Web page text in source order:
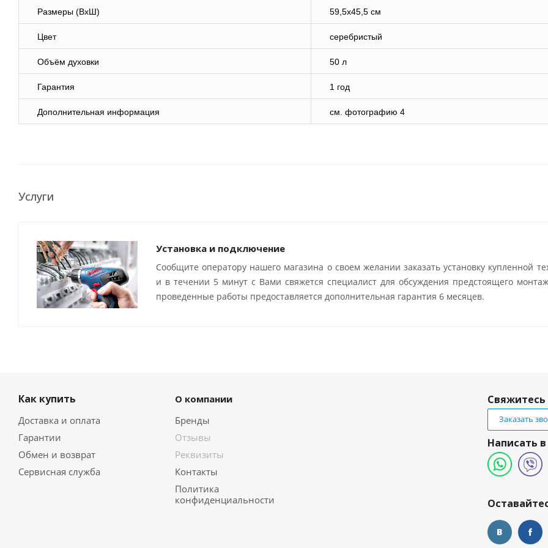
Размеры (ВхШ) 59,5х45,5 см
Цвет серебристый
Объём духовки 50 л
Гарантия 1 год
Дополнительная информация cм. фотографию 4
Услуги
Установка и подключение
Сообщите оператору нашего магазина о своем желании заказать установку купленной
и в течении 5 минут с Вами свяжется специалист для обсуждения предстоящего
проведенные работы предоставляется дополнительная гарантия 6 месяцев.
Как купить
Доставка и оплата
Гарантии
Обмен и возврат
Сервисная служба
О компании
Бренды
Отзывы
Реквизиты
Контакты
Политика
конфиденциальности
Свяжитесь
Заказать
Написать